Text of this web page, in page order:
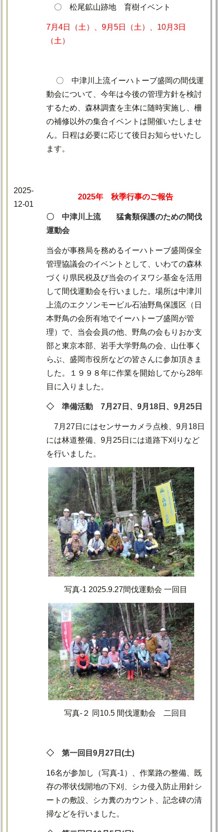
〇 松尾鉱山跡地 育樹イベント
7月4日（土）、9月5日（土）、10月3日
（土）
〇 中津川上流イーハトーブ盛岡の間伐運
動会について、今年は今後の管理方針を検討
するため、森林調査を主体に随時実施し、柵
の補修以外の集合イベントは開催いたしませ
ん。日程は必要に応じて後日お知らせいたし
ます。
2025-
12-01
2025年 秋季行事のご報告
〇 中津川上流 猛禽類保護のための間伐
運動会
当会が事務局を務めるイーハトーブ盛岡保全
管理協議会のイベントとして、いわての森林
づくり県民税及び当会のイヌワシ基金を活用
して間伐運動会を行いました。場所は中津川
上流のエクソンモービル石油野鳥保護区（日
本野鳥の会所有地でイーハトーブ盛岡が管
理）で、当会会員の他、野鳥の会もりおか支
部と東京本部、岩手大学野鳥の会、山仕事く
らぶ、盛岡市役所などの皆さんに参加頂きま
した。１９９８年に作業を開始してから28年
目に入りました。
◇ 準備活動 7月27日、9月18日、9月25日
7月27日にはセンサーカメラ点検、9月18日
には林道整備、9月25日には道路下刈りなど
を行いました。
写真-1 2025.9.27間伐運動会 一回目
写真-２ 同10.5 間伐運動会 二回目
◇ 第一回目9月27日(土)
16名が参加し（写真-1）、作業路の整備、既
存の帯状伐開地の下刈、シカ侵入防止用針シ
ートの敷設、シカ糞のカウント、記念碑の清
掃などを行いました。